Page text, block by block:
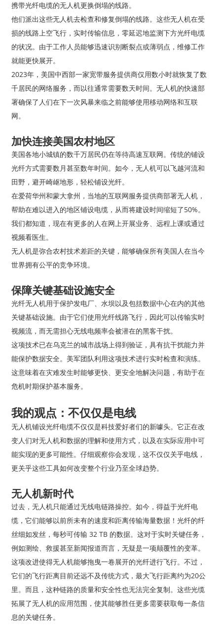
携带光纤电缆的无人机更换倒塌的线路。
他们派出这些无人机去检查和修复倒塌的线路。这些无人机在受
损的线路上空飞行，实时传输信息，零延迟地监测下方光纤电缆
的状况。由于工作人员能够迅速识别断裂点或薄弱点，维修工作
就能更快展开。
2023年，美国中西部一家宽带服务提供商仅用数小时就恢复了数
千居民的网络服务，而以往通常需要数天时间。无人机的快速部
署确保了人们在下一次风暴来临之前能够使用移动网络和互联
网。
加快连接美国农村地区
美国各地小城镇的数千万居民仍在等待高速互联网。传统的铺设
光纤方式需要数月甚至数年时间。如今，无人机可以飞越河流和
田野，避开崎岖地形，轻松铺设光纤。
在爱荷华州和蒙大拿州，当地的互联网服务提供商部署无人机，
帮助在难以进入的地区铺设电缆，从而将建设时间缩短了50%。
我们都知道，现在有更多的人在网上开展业务、远程上课或通过
视频看医生。
无人机是弥合农村技术差距的关键，能够确保所有美国人在当​​今
世界拥有公平的竞争环境。
保障关键基础设施安全
光纤无人机用于保护发电厂、水坝以及包括数据中心在内的其他
关键基础设施。由于它们使用光纤线路飞行，因此可以传输实时
视频流，而无需担心无线电频率会被潜在的黑客干扰。
这项技术已在乌克兰的城市战场上得到验证，具有抗干扰能力并
能保护数据安全。美军团队利用这项技术进行实时检查和演练。
这意味着在灾难发生时能够更快、更安全地解决问题，有助于在
危机时期保护基本服务。
我的观点：不仅仅是电线
无人机铺设光纤电缆不仅仅是科技爱好者们的新噱头。它正在改
变人们对无人机和数据的理解和使用方式，以及在实际应用中可
能实现的更多可能性。仔细观察你会发现，这不仅仅关乎电线，
更关乎这些工具如何改变整个行业乃至全球趋势。
无人机新时代
过去，无人机只能通过无线电链路操控。如今，得益于光纤电
缆，它们能够以前所未有的速度和距离传输海量数据！光纤的纤
丝细如发丝，每秒可传输 32 TB 的数据。这对于实时关键任务，
例如测绘、救援甚至新闻报道而言，无疑是一项颠覆性的变革。
这项改进使得无人机能够拖曳一卷展开的光纤进行飞行。不过，
它们的飞行距离目前还远不及传统方式，最大飞行距离约为20公
里。而且，这种链路的质量和安全性也无法完全复制。这些光缆
拓展了无人机的应用范围，使其能够胜任更多需要获取每一条信
息的关键任务。